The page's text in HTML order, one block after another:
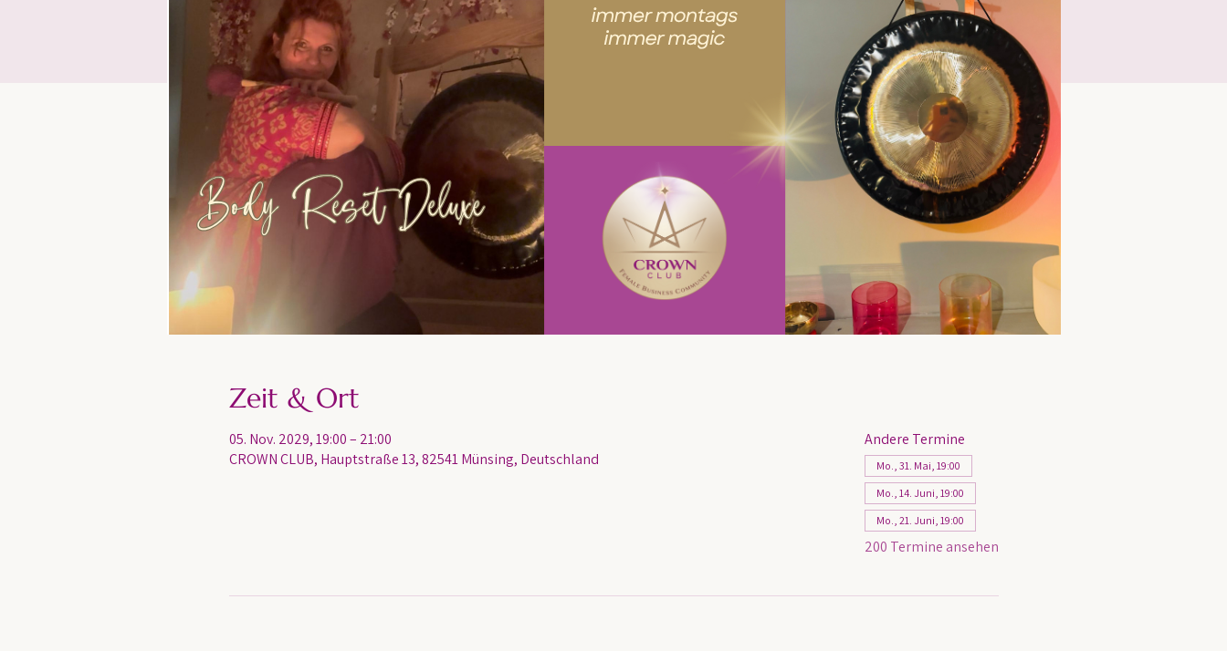
Zeit & Ort
05. Nov. 2029, 19:00 – 21:00
CROWN CLUB, Hauptstraße 13, 82541 Münsing, Deutschland
Andere Termine
Mo., 31. Mai, 19:00
Mo., 14. Juni, 19:00
Mo., 21. Juni, 19:00
200 Termine ansehen